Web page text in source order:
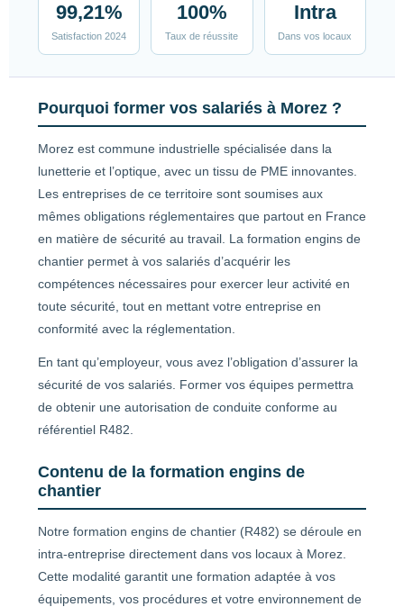
99,21%
Satisfaction 2024
100%
Taux de réussite
Intra
Dans vos locaux
Pourquoi former vos salariés à Morez ?
Morez est commune industrielle spécialisée dans la
lunetterie et l’optique, avec un tissu de PME innovantes.
Les entreprises de ce territoire sont soumises aux
mêmes obligations réglementaires que partout en France
en matière de sécurité au travail. La formation engins de
chantier permet à vos salariés d’acquérir les
compétences nécessaires pour exercer leur activité en
toute sécurité, tout en mettant votre entreprise en
conformité avec la réglementation.
En tant qu’employeur, vous avez l’obligation d’assurer la
sécurité de vos salariés. Former vos équipes permettra
de obtenir une autorisation de conduite conforme au
référentiel R482.
Contenu de la formation engins de
chantier
Notre formation engins de chantier (R482) se déroule en
intra-entreprise directement dans vos locaux à Morez.
Cette modalité garantit une formation adaptée à vos
équipements, vos procédures et votre environnement de